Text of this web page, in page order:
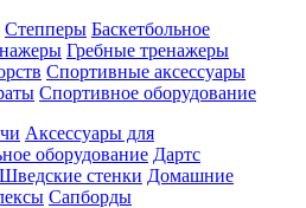
Степперы Баскетбольное
Гребные тренажеры
Спортивные аксессуары
Спортивное оборудование
Аксессуары для
оборудование Дартс
Шведские стенки Домашние
Сапборды